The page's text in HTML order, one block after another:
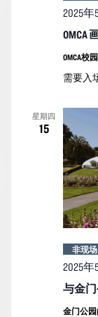
OMCA
2025年
OMCA校园
需要入
星期四
15
与金
2025年
非现场
金门公